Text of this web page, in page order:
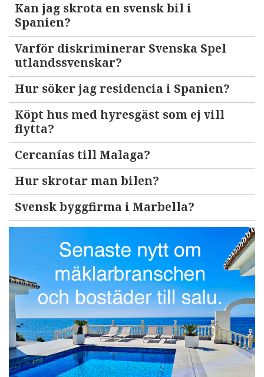
Kan jag skrota en svensk bil i
Spanien?
Varför diskriminerar Svenska Spel
utlandssvenskar?
Hur söker jag residencia i Spanien?
Köpt hus med hyresgäst som ej vill
flytta?
Cercanías till Malaga?
Hur skrotar man bilen?
Svensk byggfirma i Marbella?